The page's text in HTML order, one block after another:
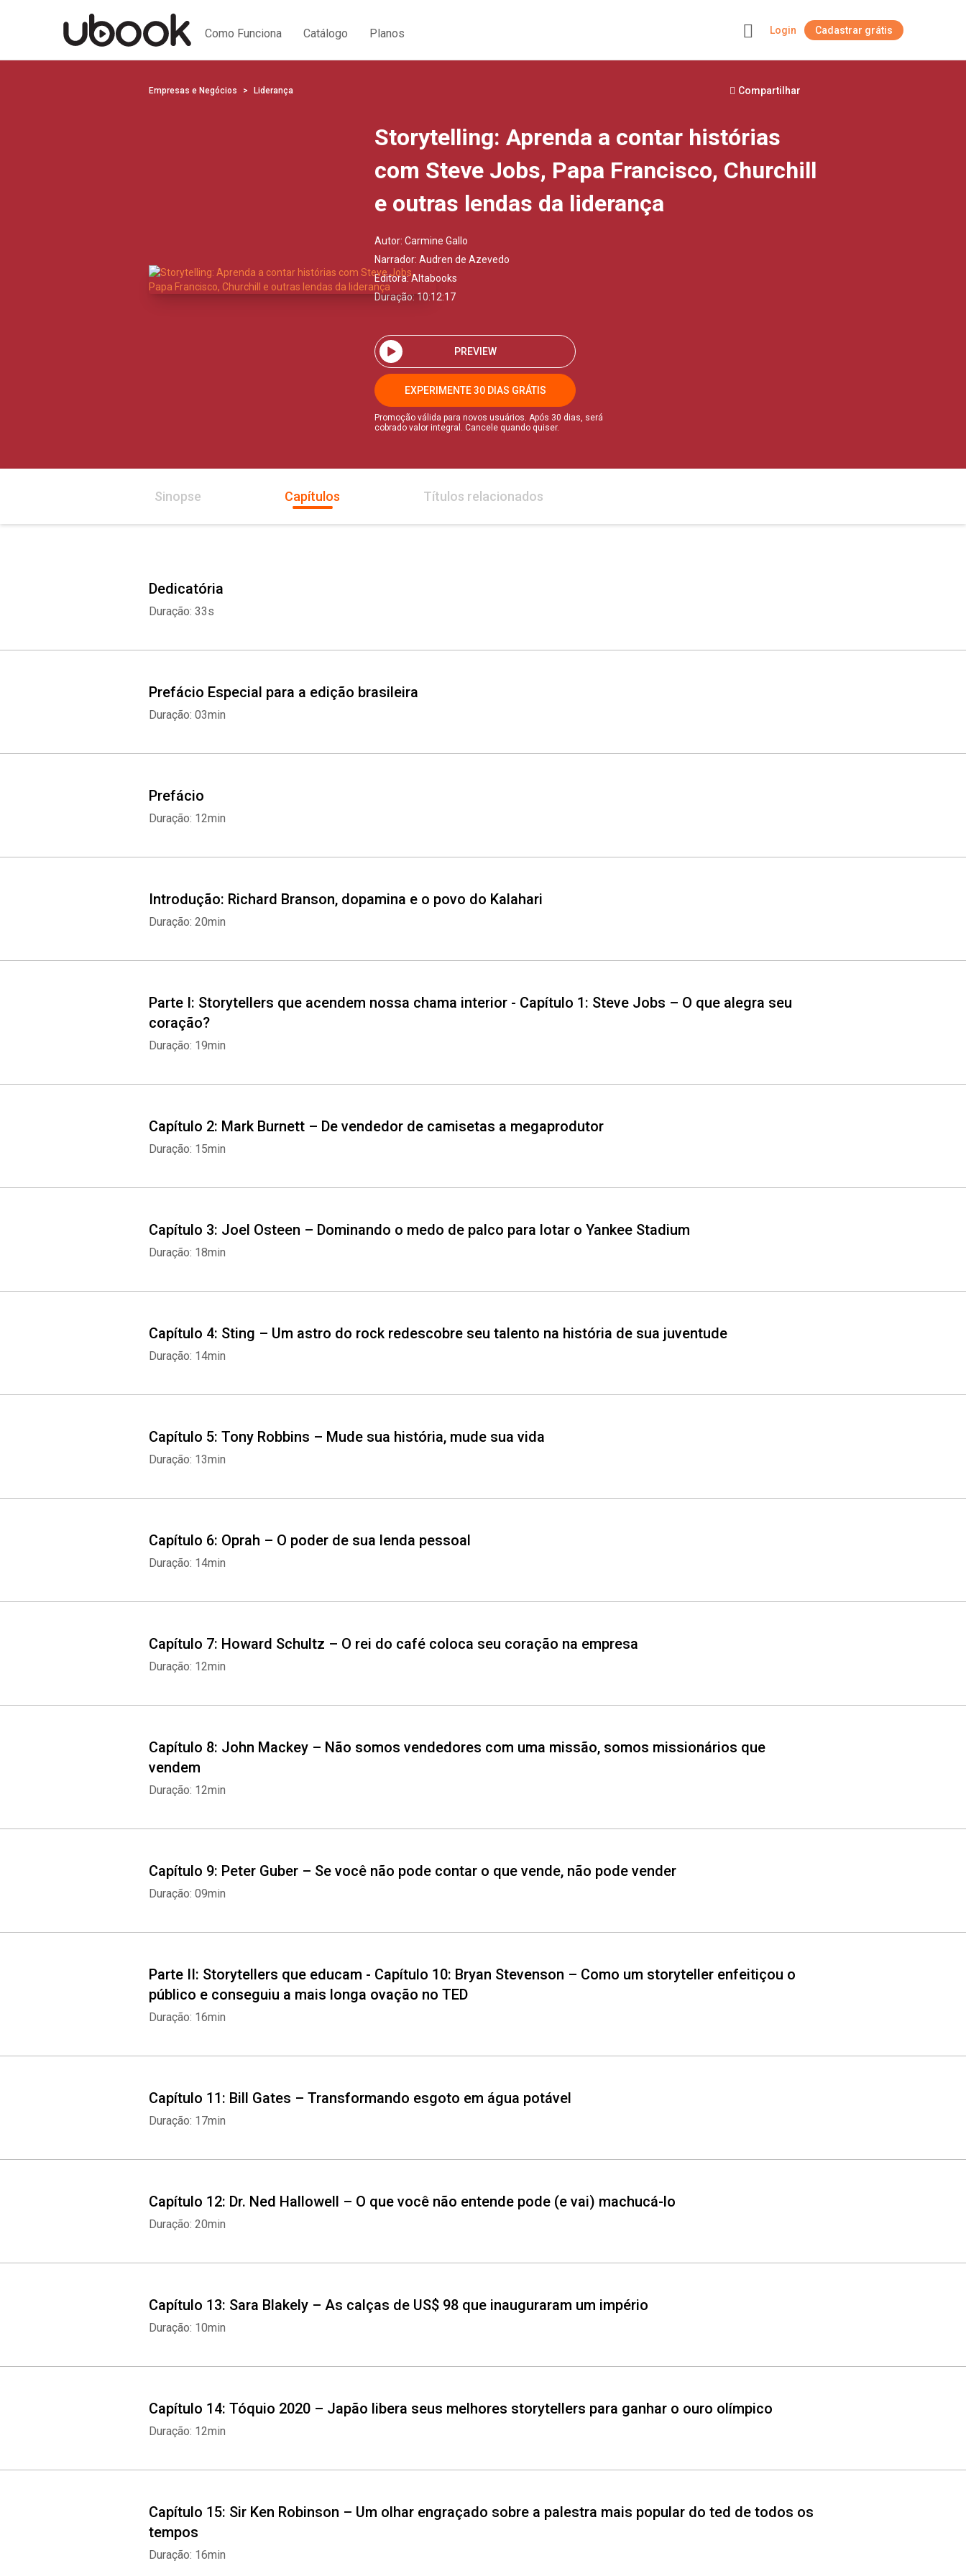
Como Funciona Catálogo Planos Login Cadastrar grátis
Empresas e Negócios Liderança Compartilhar
Storytelling: Aprenda a contar histórias
com Steve Jobs, Papa Francisco, Churchill
e outras lendas da liderança
Autor: Carmine Gallo
Narrador: Audren de Azevedo
Editora:Altabooks
Duração: 10:12:17
PREVIEW
EXPERIMENTE 30 DIAS GRÁTIS
Promoção válida para novos usuários. Após 30 dias, será
cobrado valor integral. Cancele quando quiser.
Sinopse Capítulos Títulos relacionados
Dedicatória
Duração: 33s
Prefácio Especial para a edição brasileira
Duração: 03min
Prefácio
Duração: 12min
Introdução: Richard Branson, dopamina e o povo do Kalahari
Duração: 20min
Parte I: Storytellers que acendem nossa chama interior - Capítulo 1: Steve Jobs – O que alegra seu
coração?
Duração: 19min
Capítulo 2: Mark Burnett – De vendedor de camisetas a megaprodutor
Duração: 15min
Capítulo 3: Joel Osteen – Dominando o medo de palco para lotar o Yankee Stadium
Duração: 18min
Capítulo 4: Sting – Um astro do rock redescobre seu talento na história de sua juventude
Duração: 14min
Capítulo 5: Tony Robbins – Mude sua história, mude sua vida
Duração: 13min
Capítulo 6: Oprah – O poder de sua lenda pessoal
Duração: 14min
Capítulo 7: Howard Schultz – O rei do café coloca seu coração na empresa
Duração: 12min
Capítulo 8: John Mackey – Não somos vendedores com uma missão, somos missionários que
vendem
Duração: 12min
Capítulo 9: Peter Guber – Se você não pode contar o que vende, não pode vender
Duração: 09min
Parte II: Storytellers que educam - Capítulo 10: Bryan Stevenson – Como um storyteller enfeitiçou o
público e conseguiu a mais longa ovação no TED
Duração: 16min
Capítulo 11: Bill Gates – Transformando esgoto em água potável
Duração: 17min
Capítulo 12: Dr. Ned Hallowell – O que você não entende pode (e vai) machucá-lo
Duração: 20min
Capítulo 13: Sara Blakely – As calças de US$ 98 que inauguraram um império
Duração: 10min
Capítulo 14: Tóquio 2020 – Japão libera seus melhores storytellers para ganhar o ouro olímpico
Duração: 12min
Capítulo 15: Sir Ken Robinson – Um olhar engraçado sobre a palestra mais popular do ted de todos os
tempos
Duração: 16min